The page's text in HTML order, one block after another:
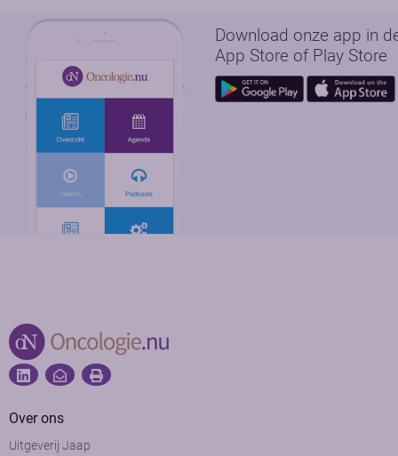
Download onze app in
App Store of Play Store
Over ons
Uitgeverij Jaap